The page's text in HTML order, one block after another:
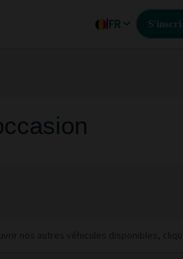
FR
nos autres véhicules disponibles,